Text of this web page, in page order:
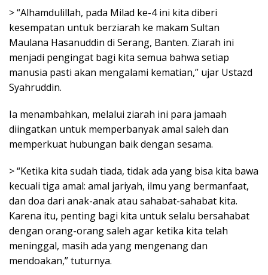
> “Alhamdulillah, pada Milad ke-4 ini kita diberi
kesempatan untuk berziarah ke makam Sultan
Maulana Hasanuddin di Serang, Banten. Ziarah ini
menjadi pengingat bagi kita semua bahwa setiap
manusia pasti akan mengalami kematian,” ujar Ustazd
Syahruddin.
Ia menambahkan, melalui ziarah ini para jamaah
diingatkan untuk memperbanyak amal saleh dan
memperkuat hubungan baik dengan sesama.
> “Ketika kita sudah tiada, tidak ada yang bisa kita bawa
kecuali tiga amal: amal jariyah, ilmu yang bermanfaat,
dan doa dari anak-anak atau sahabat-sahabat kita.
Karena itu, penting bagi kita untuk selalu bersahabat
dengan orang-orang saleh agar ketika kita telah
meninggal, masih ada yang mengenang dan
mendoakan,” tuturnya.